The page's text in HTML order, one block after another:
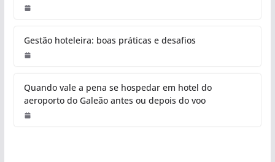
Gestão hoteleira: boas práticas e desafios
Quando vale a pena se hospedar em hotel do
aeroporto do Galeão antes ou depois do voo